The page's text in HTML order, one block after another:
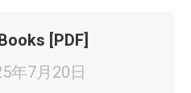
[PDF]
年7月20日